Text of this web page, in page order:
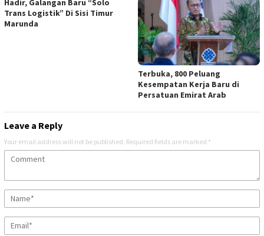
Hadir, Galangan Baru “Solo
Trans Logistik” Di Sisi Timur
Marunda
Terbuka, 800 Peluang
Kesempatan Kerja Baru di
Persatuan Emirat Arab
Leave a Reply
Your email address will not be published. Required fields are marked *